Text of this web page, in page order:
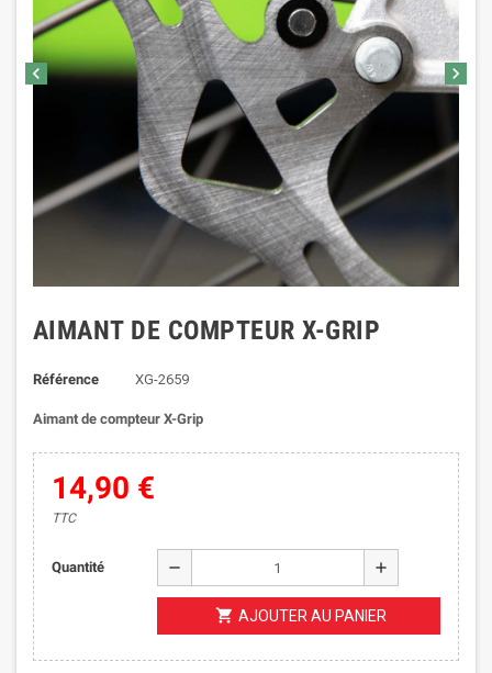
chevron_left chevron_right
AIMANT DE COMPTEUR X-GRIP
Référence XG-2659
Aimant de compteur X-Grip
14,90 €
TTC
Quantité remove add
shopping_cart AJOUTER AU PANIER